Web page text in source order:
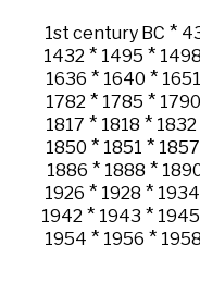
1st century BC *
1432 * 1495 * 1498
1636 * 1640 * 1651
1782 * 1785 * 1790
1817 * 1818 * 1832
1850 * 1851 * 1857
1886 * 1888 *
1926 * 1928 * 1934
1942 * 1943 * 1945
1954 * 1956 * 1958